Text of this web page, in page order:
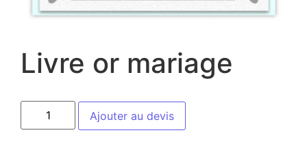
Livre or mariage
Ajouter au devis